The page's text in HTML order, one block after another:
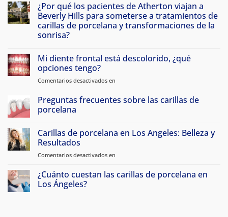
¿Por qué los pacientes de Atherton viajan a
Beverly Hills para someterse a tratamientos de
carillas de porcelana y transformaciones de la
sonrisa?
comentarios
Por
qué
los
pacientes
viajan
Beverly
hacerse
carillas
de
porcelana
y
de
sonrisa
Mi diente frontal está descolorido, ¿qué
opciones tengo?
Comentarios desactivados en
diente
¿qué
Preguntas frecuentes sobre las carillas de
porcelana
comentarios
Preguntas
frecuentes
sobre
las
porcelana
Carillas de porcelana en Los Angeles: Belleza y
Resultados
Comentarios desactivados en
de
¿Cuánto cuestan las carillas de porcelana en
Los Ángeles?